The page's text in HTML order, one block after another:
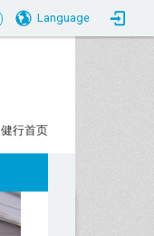
Language
健行首页